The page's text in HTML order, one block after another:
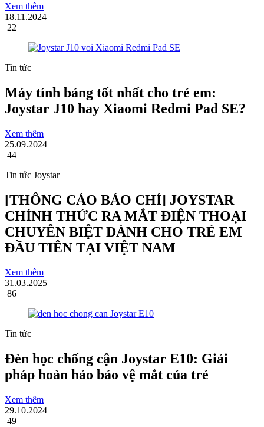
Xem thêm
18.11.2024
22
Tin tức
Máy tính bảng tốt nhất cho trẻ em:
Joystar J10 hay Xiaomi Redmi Pad SE?
Xem thêm
25.09.2024
44
Tin tức Joystar
[THÔNG CÁO BÁO CHÍ] JOYSTAR
CHÍNH THỨC RA MẮT ĐIỆN THOẠI
CHUYÊN BIỆT DÀNH CHO TRẺ EM
ĐẦU TIÊN TẠI VIỆT NAM
Xem thêm
31.03.2025
86
Tin tức
Đèn học chống cận Joystar E10: Giải
pháp hoàn hảo bảo vệ mắt của trẻ
Xem thêm
29.10.2024
49